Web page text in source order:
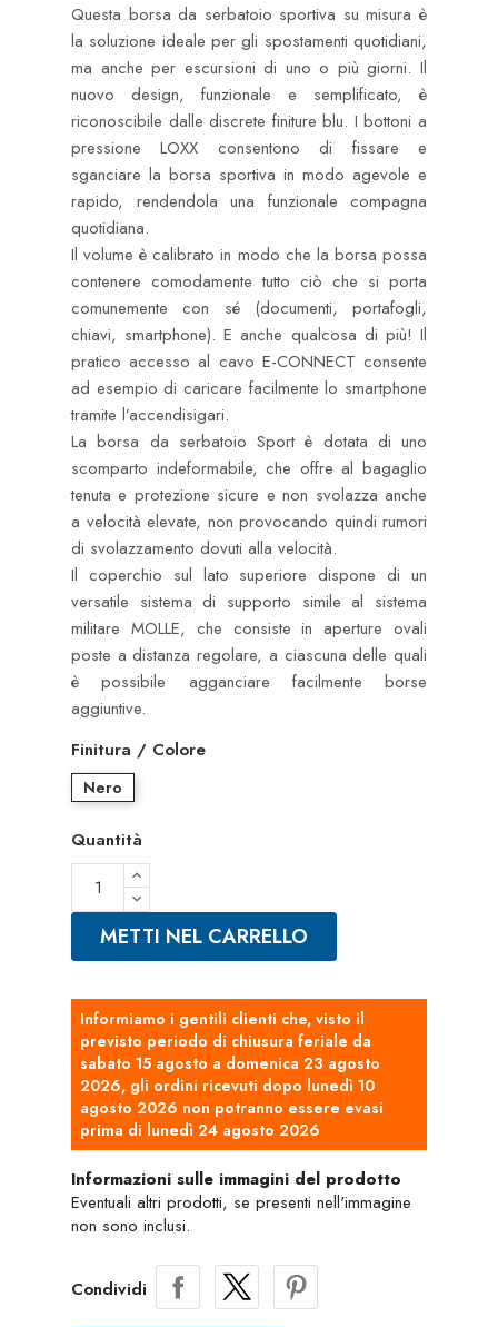
Questa borsa da serbatoio sportiva su misura è
la soluzione ideale per gli spostamenti quotidiani,
ma anche per escursioni di uno o più giorni. Il
nuovo design, funzionale e semplificato, è
riconoscibile dalle discrete finiture blu. I bottoni a
pressione LOXX consentono di fissare e
sganciare la borsa sportiva in modo agevole e
rapido, rendendola una funzionale compagna
quotidiana.
Il volume è calibrato in modo che la borsa possa
contenere comodamente tutto ciò che si porta
comunemente con sé (documenti, portafogli,
chiavi, smartphone). E anche qualcosa di più! Il
pratico accesso al cavo E-CONNECT consente
ad esempio di caricare facilmente lo smartphone
tramite l’accendisigari.
La borsa da serbatoio Sport è dotata di uno
scomparto indeformabile, che offre al bagaglio
tenuta e protezione sicure e non svolazza anche
a velocità elevate, non provocando quindi rumori
di svolazzamento dovuti alla velocità.
Il coperchio sul lato superiore dispone di un
versatile sistema di supporto simile al sistema
militare MOLLE, che consiste in aperture ovali
poste a distanza regolare, a ciascuna delle quali
è possibile agganciare facilmente borse
aggiuntive.
Finitura / Colore
Nero
Quantità
METTI NEL CARRELLO
Informiamo i gentili clienti che, visto il
previsto periodo di chiusura feriale da
sabato 15 agosto a domenica 23 agosto
2026, gli ordini ricevuti dopo lunedì 10
agosto 2026 non potranno essere evasi
prima di lunedì 24 agosto 2026
Informazioni sulle immagini del prodotto
Eventuali altri prodotti, se presenti nell'immagine
non sono inclusi.
Condividi